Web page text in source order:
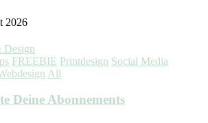
2026
Design
FREEBIE Printdesign Social Media
All
Deine Abonnements